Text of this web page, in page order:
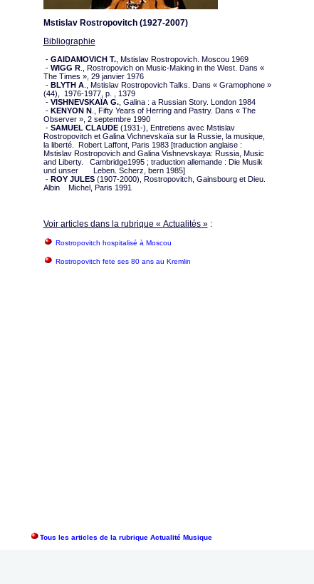
Mstislav Rostropovitch (1927-2007)
Bibliographie
- GAIDAMOVICH T., Mstislav Rostropovich. Moscou 1969
- WIGG R., Rostropovich on Music-Making in the West. Dans «
The Times », 29 janvier 1976
- BLYTH A., Mstislav Rostropovich Talks. Dans « Gramophone »
(44), 1976-1977, p. , 1379
- VISHNEVSKAÏA G., Galina : a Russian Story. London 1984
- KENYON N., Fifty Years of Herring and Pastry. Dans « The
Observer », 2 septembre 1990
- SAMUEL CLAUDE(1931-), Entretiens avec Mstislav
Rostropovitch et Galina Vichnevskaïa sur la Russie, la musique,
la liberté. Robert Laffont, Paris 1983 [traduction anglaise :
Mstislav Rostropovich and Galina Vishnevskaya: Russia, Music
and Liberty. Cambridge1995 ; traduction allemande : Die Musik
und unser Leben. Scherz, bern 1985]
- ROY JULES(1907-2000), Rostropovitch, Gainsbourg et Dieu.
Albin Michel, Paris 1991
Voir articles dans la rubrique « Actualités »:
Rostropovitch hospitalisé à Moscou
Rostropovitch fete ses 80 ans au Kremlin
Tous les articles de la rubrique Actualité Musique